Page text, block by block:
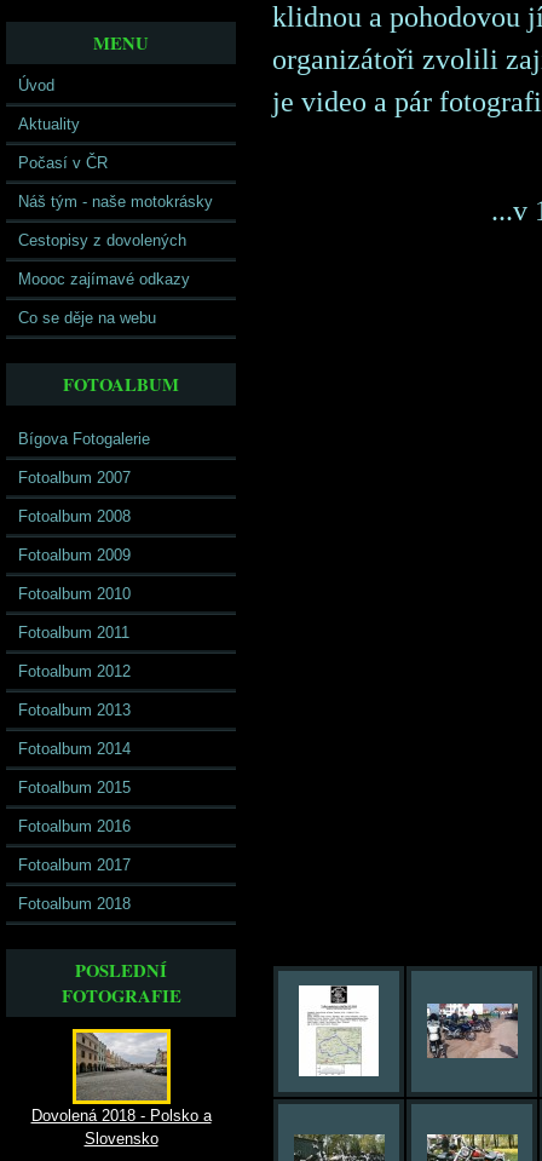
MENU
Úvod
Aktuality
Počasí v ČR
Náš tým - naše motokrásky
Cestopisy z dovolených
Moooc zajímavé odkazy
Co se děje na webu
FOTOALBUM
Bígova Fotogalerie
Fotoalbum 2007
Fotoalbum 2008
Fotoalbum 2009
Fotoalbum 2010
Fotoalbum 2011
Fotoalbum 2012
Fotoalbum 2013
Fotoalbum 2014
Fotoalbum 2015
Fotoalbum 2016
Fotoalbum 2017
Fotoalbum 2018
POSLEDNÍ
FOTOGRAFIE
Dovolená 2018 - Polsko a
Slovensko
klidnou a pohodovou
organizátoři zvolili
je video a pár
...v